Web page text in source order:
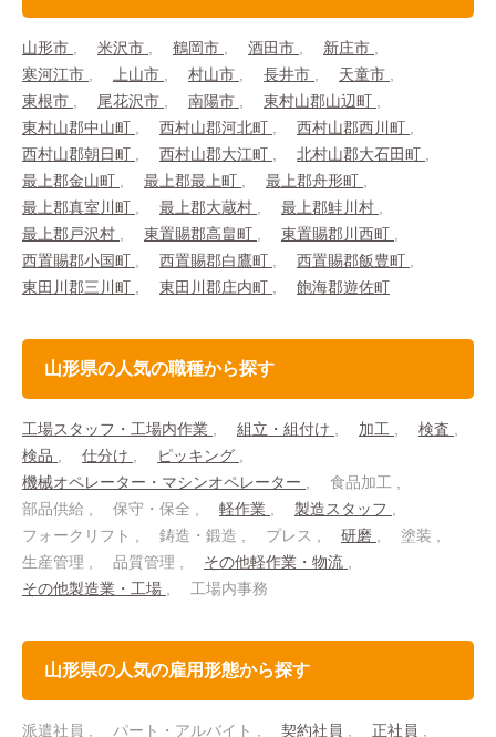
山形市 米沢市 鶴岡市 酒田市
新庄市
寒河江市
上山市 村山市 長井市
天童市
東根市
尾花沢市 南陽市
東村山郡山辺町
東村山郡中山町
西村山郡河北町
西村山郡西川町
西村山郡朝日町
西村山郡大江町
北村山郡大石田町
最上郡金山町
最上郡最上町
最上郡舟形町
最上郡真室川町
最上郡大蔵村
最上郡鮭川村
最上郡戸沢村
東置賜郡高畠町
東置賜郡川西町
西置賜郡小国町
西置賜郡白鷹町
西置賜郡飯豊町
東田川郡三川町
東田川郡庄内町 飽海郡遊佐町
山形県の人気の職種から探す
工場スタッフ・工場内作業 組立・組付け 加工
検査
検品
仕分け
ピッキング
機械オペレーター・マシンオペレーター
食品加工
部品供給
保守・保全 軽作業
製造スタッフ
フォークリフト
鋳造・鍛造 プレス 研磨
塗装
生産管理
品質管理
その他軽作業・物流
その他製造業・工場
工場内事務
山形県の人気の雇用形態から探す
派遣社員 パート・アルバイト 契約社員
正社員